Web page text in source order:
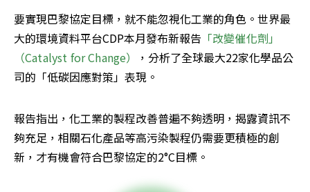
要實現巴黎協定目標，就不能忽視化工業的角色。世界最
大的環境資料平台CDP本月發布新報告 「改變催化劑」
（Catalyst for Change）
，分析了全球最大22家化學品公
司的「低碳因應對策」表現。
報告指出，化工業的製程改善普遍不夠透明，揭露資訊不
夠充足，相關石化產品等高污染製程仍需要更積極的創
新，才有機會符合巴黎協定的2°C目標。